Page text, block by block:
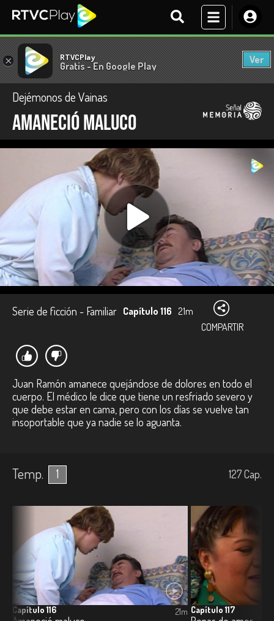
× RTVCPlay
Gratis - En Google Play
Ver
Dejémonos de Vainas
Amaneció maluco
Serie de ficción - Familiar Capítulo 116 21m
COMPARTIR
Juan Ramón amanece quejándose de dolores en todo el
cuerpo. El médico le dice que tiene un resfriado severo y
que debe estar en cama, pero con los días se vuelve tan
insoportable que ya nadie se lo aguanta.
Temp. 1 127Cap.
Capítulo 116 21m Capítulo 117